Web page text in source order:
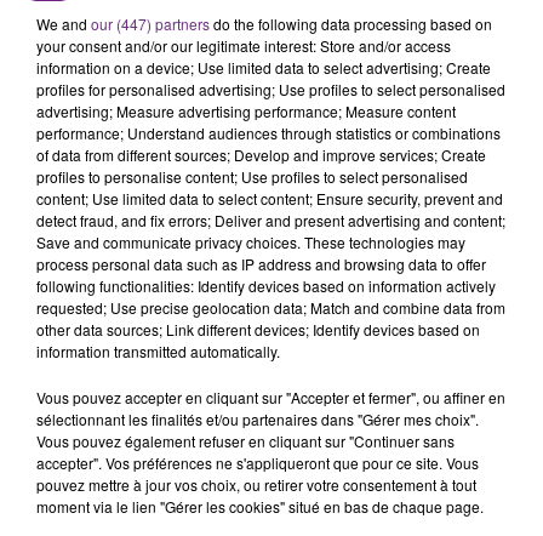
L'ORDRE SUR LES CONDITIONS DE...
Alors que les dates de début des vendange 2026
s'est avéré être plus précoce que prévu,
l'inspection du Travail en profite pour rappeler
les conditions de...
TITRES DIFFUSÉS
20h39
20h39
BEBE REXHA
New Religion
20h36
20h36
LOUANE
Pardonne-Moi
20h33
20h33 20h30
20h30
We and our (447) partnersdo the following data processing based on
your consent and/or our legitimate interest: Store and/or access
information on a device; Use limited data to select advertising; Create
profiles for personalised advertising; Use profiles to select personalised
advertising; Measure advertising performance; Measure content
performance; Understand audiences through statistics or combinations
of data from different sources; Develop and improve services; Create
profiles to personalise content; Use profiles to select personalised
content; Use limited data to select content; Ensure security, prevent and
detect fraud, and fix errors; Deliver and present advertising and content;
Save and communicate privacy choices. These technologies may
process personal data such as IP address and browsing data to offer
following functionalities: Identify devices based on information actively
requested; Use precise geolocation data; Match and combine data from
other data sources; Link different devices; Identify devices based on
information transmitted automatically.
Vous pouvez accepter en cliquant sur "Accepter et fermer", ou affiner en
sélectionnant les finalités et/ou partenaires dans "Gérer mes choix".
Vous pouvez également refuser en cliquant sur "Continuer sans
accepter". Vos préférences ne s'appliqueront que pour ce site. Vous
pouvez mettre à jour vos choix, ou retirer votre consentement à tout
moment via le lien "Gérer les cookies" situé en bas de chaque page.